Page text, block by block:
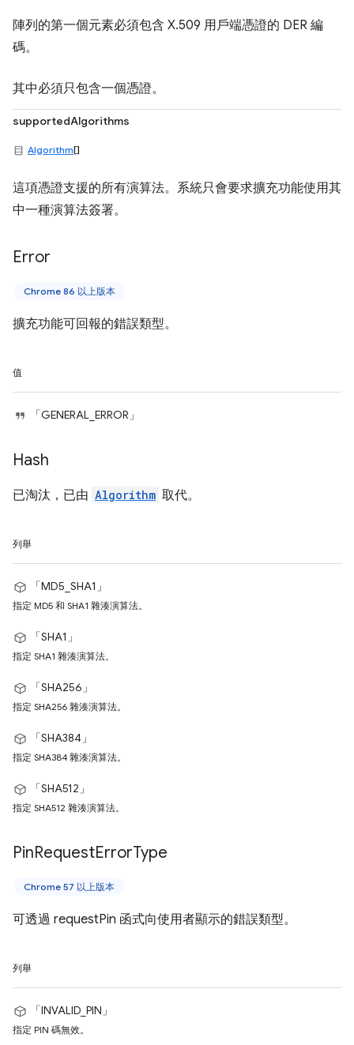
陣列的第一個元素必須包含 X.509 用戶端憑證的 DER 編
碼。
其中必須只包含一個憑證。
supportedAlgorithms
Algorithm[]
這項憑證支援的所有演算法。系統只會要求擴充功能使用其
中一種演算法簽署。
Error
Chrome 86 以上版本
擴充功能可回報的錯誤類型。
值
「GENERAL_ERROR」
Hash
已淘汰，已由 Algorithm 取代。
列舉
「MD5_SHA1」
指定 MD5 和 SHA1 雜湊演算法。
「SHA1」
指定 SHA1 雜湊演算法。
「SHA256」
指定 SHA256 雜湊演算法。
「SHA384」
指定 SHA384 雜湊演算法。
「SHA512」
指定 SHA512 雜湊演算法。
PinRequestErrorType
Chrome 57 以上版本
可透過 requestPin 函式向使用者顯示的錯誤類型。
列舉
「INVALID_PIN」
指定 PIN 碼無效。